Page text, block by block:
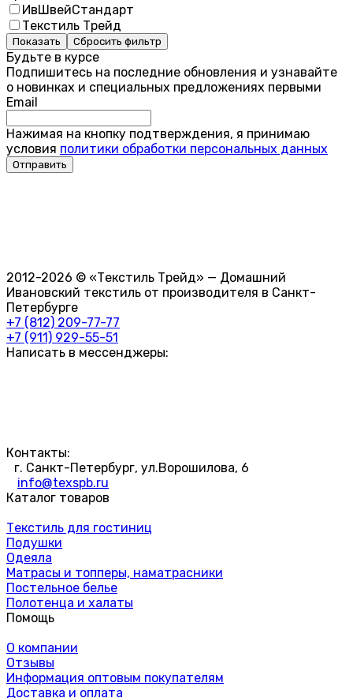
ИвШвейСтандарт
Текстиль Трейд
Показать Сбросить фильтр
Будьте в курсе
Подпишитесь на последние обновления и узнавайте
о новинках и специальных предложениях первыми
Email
Нажимая на кнопку подтверждения, я принимаю
условия политики обработки персональных данных
2012-2026 © «Текстиль Трейд» — Домашний
Ивановский текстиль от производителя в Санкт-
Петербурге
+7 (812) 209-77-77
+7 (911) 929-55-51
Написать в мессенджеры:
Контакты:
г. Санкт-Петербург, ул.Ворошилова, 6
info@texspb.ru
Каталог товаров
Текстиль для гостиниц
Подушки
Одеяла
Матрасы и топперы, наматрасники
Постельное белье
Полотенца и халаты
Помощь
О компании
Отзывы
Информация оптовым покупателям
Доставка и оплата